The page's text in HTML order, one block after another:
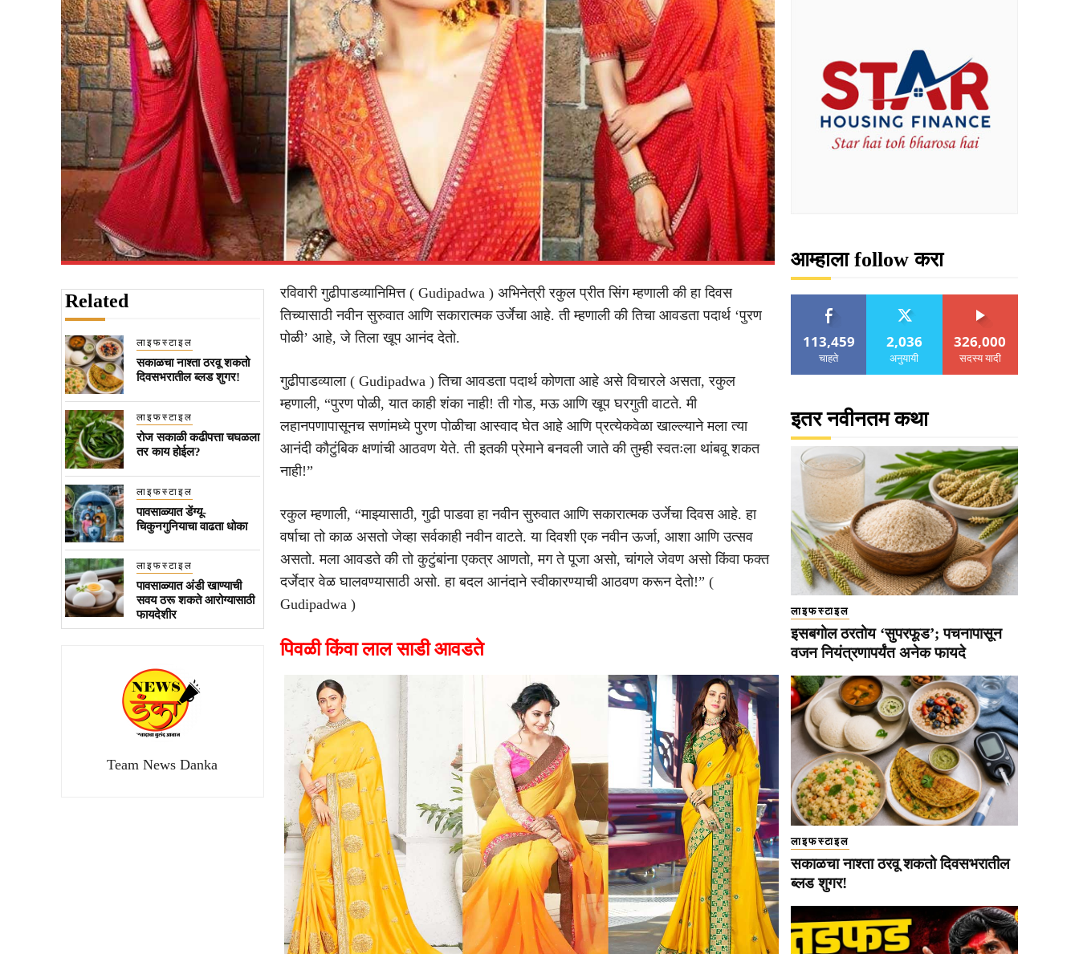
Related
लाइफस्टाइल
सकाळचा नाश्ता ठरवू शकतो
दिवसभरातील ब्लड शुगर!
लाइफस्टाइल
रोज सकाळी कढीपत्ता चघळला
तर काय होईल?
लाइफस्टाइल
पावसाळ्यात डेंग्यू-
चिकुनगुनियाचा वाढता धोका
लाइफस्टाइल
पावसाळ्यात अंडी खाण्याची
सवय ठरू शकते आरोग्यासाठी
फायदेशीर
Team News Danka
रविवारी गुढीपाडव्यानिमित्त ( Gudipadwa ) अभिनेत्री रकुल प्रीत सिंग म्हणाली की हा दिवस
तिच्यासाठी नवीन सुरुवात आणि सकारात्मक उर्जेचा आहे. ती म्हणाली की तिचा आवडता पदार्थ ‘पुरण
पोळी’ आहे, जे तिला खूप आनंद देतो.
गुढीपाडव्याला ( Gudipadwa ) तिचा आवडता पदार्थ कोणता आहे असे विचारले असता, रकुल
म्हणाली, “पुरण पोळी, यात काही शंका नाही! ती गोड, मऊ आणि खूप घरगुती वाटते. मी
लहानपणापासूनच सणांमध्ये पुरण पोळीचा आस्वाद घेत आहे आणि प्रत्येकवेळा खाल्ल्याने मला त्या
आनंदी कौटुंबिक क्षणांची आठवण येते. ती इतकी प्रेमाने बनवली जाते की तुम्ही स्वतःला थांबवू शकत
नाही!”
रकुल म्हणाली, “माझ्यासाठी, गुढी पाडवा हा नवीन सुरुवात आणि सकारात्मक उर्जेचा दिवस आहे. हा
वर्षाचा तो काळ असतो जेव्हा सर्वकाही नवीन वाटते. या दिवशी एक नवीन ऊर्जा, आशा आणि उत्सव
असतो. मला आवडते की तो कुटुंबांना एकत्र आणतो, मग ते पूजा असो, चांगले जेवण असो किंवा फक्त
दर्जेदार वेळ घालवण्यासाठी असो. हा बदल आनंदाने स्वीकारण्याची आठवण करून देतो!” (
Gudipadwa )
पिवळी किंवा लाल साडी आवडते
आम्हाला follow करा
113,459
चाहते
2,036
अनुयायी
326,000
सदस्य यादी
इतर नवीनतम कथा
लाइफस्टाइल
इसबगोल ठरतोय ‘सुपरफूड’; पचनापासून
वजन नियंत्रणापर्यंत अनेक फायदे
लाइफस्टाइल
सकाळचा नाश्ता ठरवू शकतो दिवसभरातील
ब्लड शुगर!